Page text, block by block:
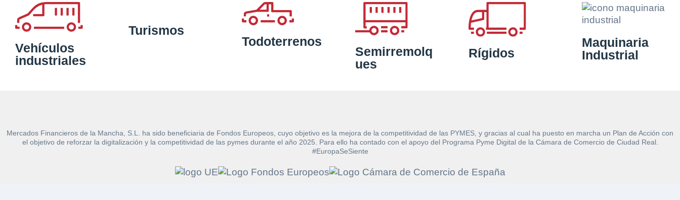
Vehículos
industriales
Turismos
Todoterrenos
Semirremolq
ues
Rígidos
Maquinaria
Industrial
Mercados Financieros de la Mancha, S.L. ha sido beneficiaria de Fondos Europeos, cuyo objetivo es la mejora de la competitividad de las PYMES, y gracias al cual ha puesto en marcha un Plan de Acción con
el objetivo de reforzar la digitalización y la competitividad de las pymes durante el año 2025. Para ello ha contado con el apoyo del Programa Pyme Digital de la Cámara de Comercio de Ciudad Real.
#EuropaSeSiente